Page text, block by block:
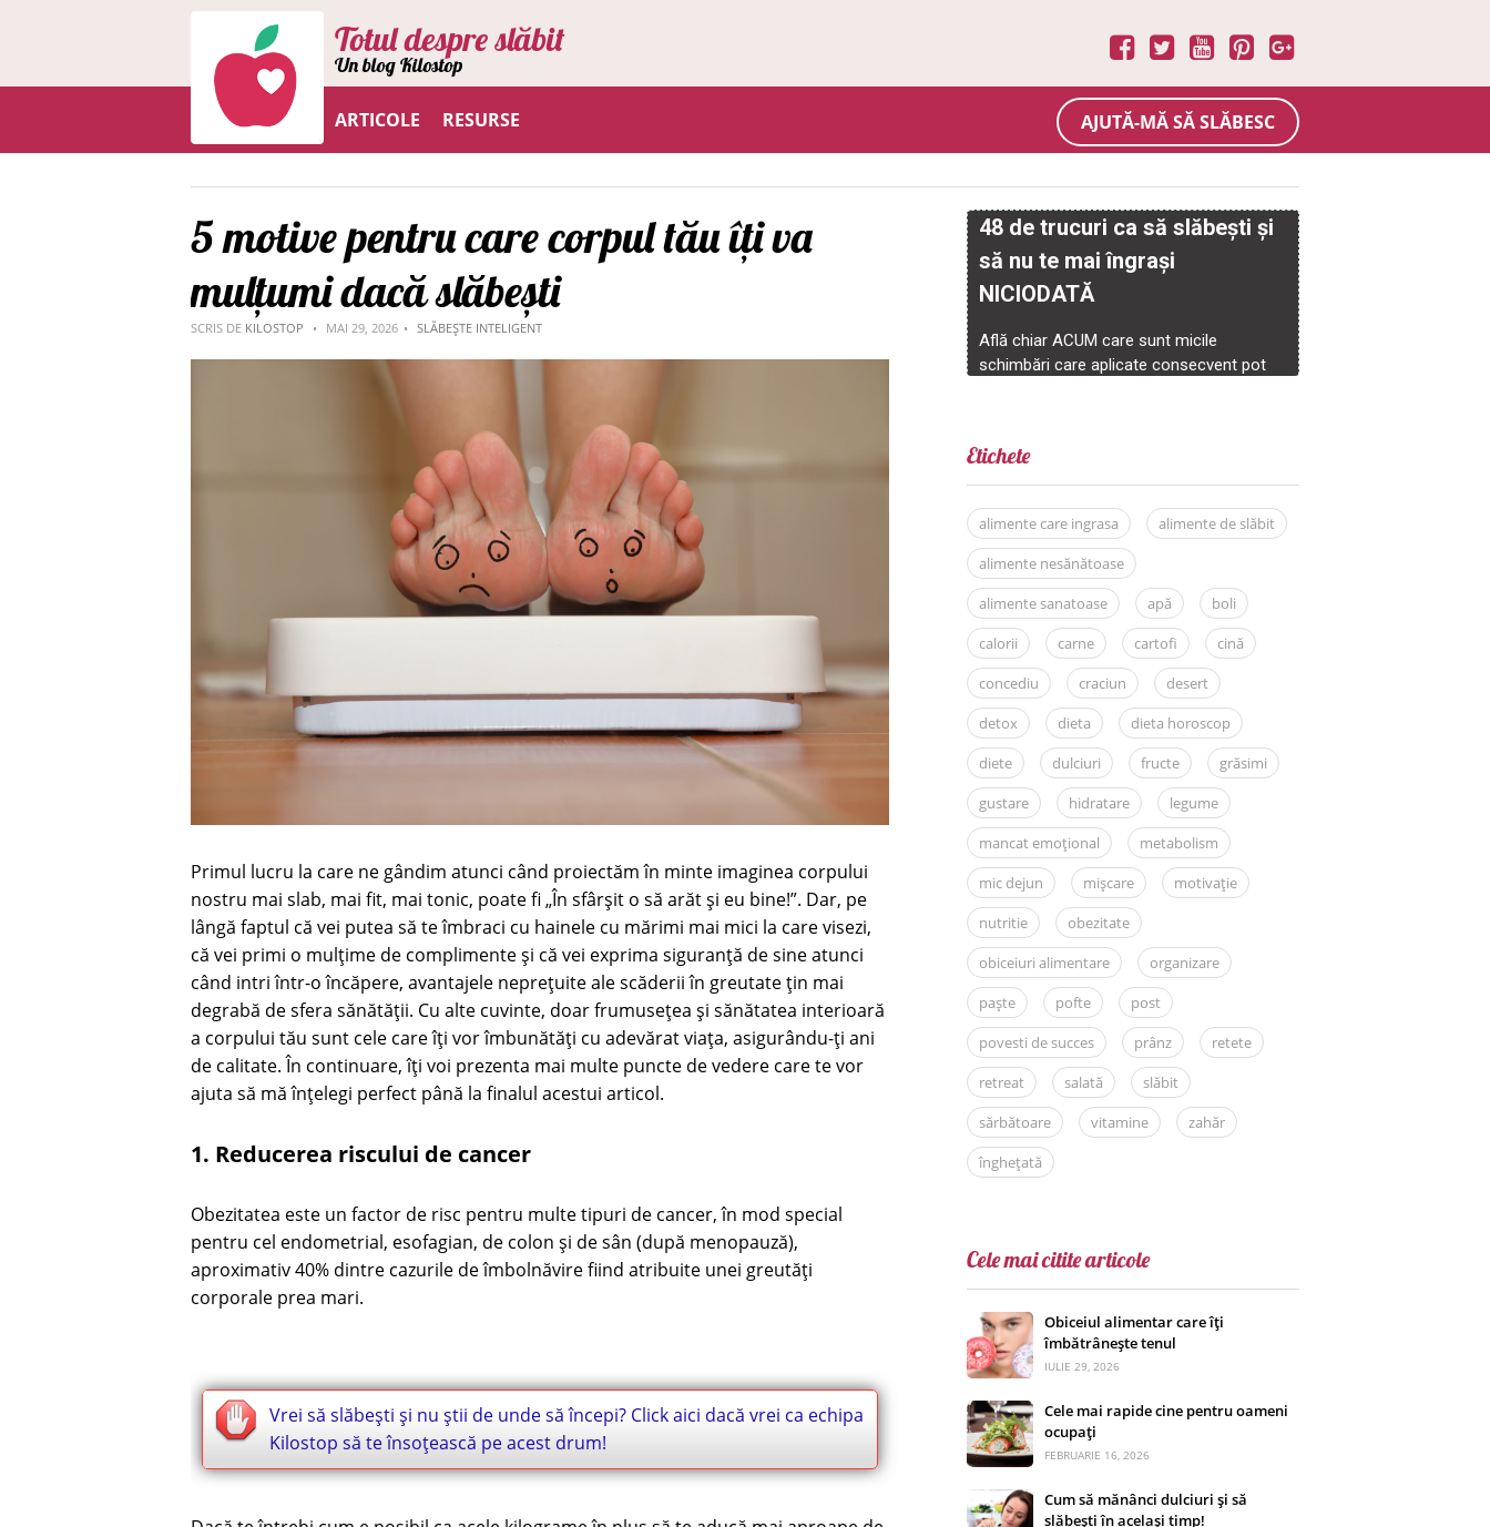
Totul despre slăbit
Un blog Kilostop
ARTICOLE RESURSE AJUTĂ-MĂ SĂ SLĂBESC
5 motive pentru care corpul tău îți va
mulțumi dacă slăbești
SCRIS DE KILOSTOP MAI 29, 2026 SLĂBEȘTE INTELIGENT
Primul lucru la care ne gândim atunci când proiectăm în minte imaginea corpului
nostru mai slab, mai fit, mai tonic, poate fi „În sfârșit o să arăt și eu bine!”. Dar, pe
lângă faptul că vei putea să te îmbraci cu hainele cu mărimi mai mici la care visezi,
că vei primi o mulțime de complimente și că vei exprima siguranță de sine atunci
când intri într-o încăpere, avantajele neprețuite ale scăderii în greutate țin mai
degrabă de sfera sănătății. Cu alte cuvinte, doar frumusețea și sănătatea interioară
a corpului tău sunt cele care îți vor îmbunătăți cu adevărat viața, asigurându-ți ani
de calitate. În continuare, îți voi prezenta mai multe puncte de vedere care te vor
ajuta să mă înțelegi perfect până la finalul acestui articol.
1. Reducerea riscului de cancer
Obezitatea este un factor de risc pentru multe tipuri de cancer, în mod special
pentru cel endometrial, esofagian, de colon și de sân (după menopauză),
aproximativ 40% dintre cazurile de îmbolnăvire fiind atribuite unei greutăți
corporale prea mari.
Vrei să slăbești și nu știi de unde să începi? Click aici dacă vrei ca echipa
Kilostop să te însoțească pe acest drum!
Etichete
alimente care ingrasa
alimente de slăbit
alimente nesănătoase
alimente sanatoase
apă
boli
calorii
carne cartofi
cină
concediu
craciun
desert
detox
dieta
dieta horoscop
diete
dulciuri fructe
grăsimi
gustare
hidratare
legume
mancat emoțional
metabolism
mic dejun
mișcare
motivație
nutritie
obezitate
obiceiuri alimentare
organizare
paște
pofte
post
povesti de succes
prânz
retete
retreat
salată
slăbit
sărbătoare
vitamine
zahăr
înghețată
Cele mai citite articole
Obiceiul alimentar care îți
îmbătrânește tenul
IULIE 29, 2026
Cele mai rapide cine pentru oameni
ocupați
FEBRUARIE 16, 2026
Cum să mănânci dulciuri și să
slăbești în același timp!